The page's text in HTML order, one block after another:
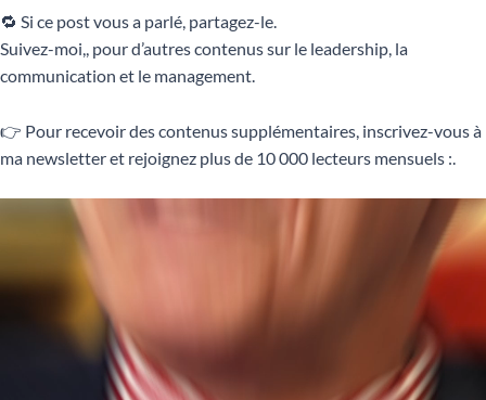
🔁 Si ce post vous a parlé, partagez-le.
Suivez-moi,, pour d’autres contenus sur le leadership, la
communication et le management.
👉 Pour recevoir des contenus supplémentaires, inscrivez-vous à
ma newsletter et rejoignez plus de 10 000 lecteurs mensuels :.